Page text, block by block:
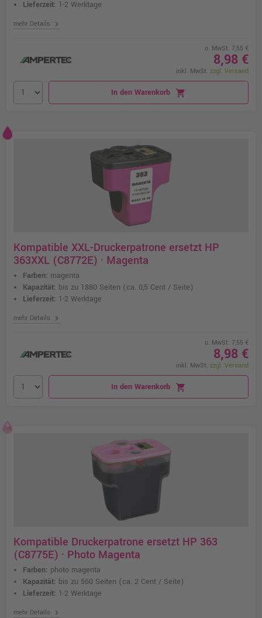
Lieferzeit: 1-2 Werktage
mehr Details chevron_right
o. MwSt. 7,55 €
8,98 €
inkl. MwSt. zzgl. Versand
In den Warenkorb shopping_cart
Kompatible XXL-Druckerpatrone ersetzt HP
363XXL (C8772E) · Magenta
Farben: magenta
Kapazität: bis zu 1880 Seiten (ca. 0,5 Cent / Seite)
Lieferzeit: 1-2 Werktage
mehr Details chevron_right
o. MwSt. 7,55 €
8,98 €
inkl. MwSt. zzgl. Versand
In den Warenkorb shopping_cart
Kompatible Druckerpatrone ersetzt HP 363
(C8775E) · Photo Magenta
Farben: photo magenta
Kapazität: bis zu 560 Seiten (ca. 2 Cent / Seite)
Lieferzeit: 1-2 Werktage
mehr Details chevron_right